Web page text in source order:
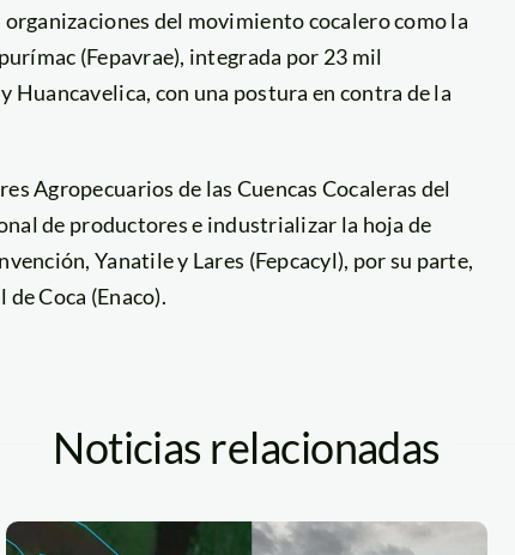
del movimiento cocalero como la
(Fepavrae), integrada por 23 mil
Huancavelica, con una postura en contra de la
Agropecuarios de las Cuencas Cocaleras del
de productores e industrializar la hoja de
Yanatile y Lares (Fepcacyl), por su parte,
Coca (Enaco).
Noticias relacionadas